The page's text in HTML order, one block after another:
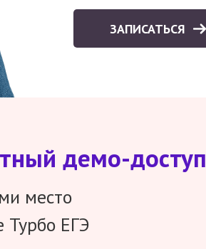
ЗАПИСАТЬСЯ
демо-доступ
место
Турбо ЕГЭ